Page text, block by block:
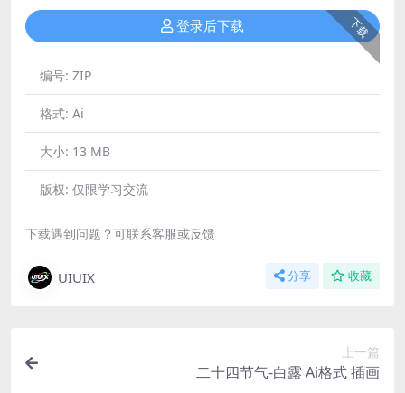
下载
登录后下载
编号: ZIP
格式: Ai
大小: 13 MB
版权: 仅限学习交流
下载遇到问题？可联系客服或反馈
UIUIX 分享 收藏
上一篇
二十四节气-白露 Ai格式 插画